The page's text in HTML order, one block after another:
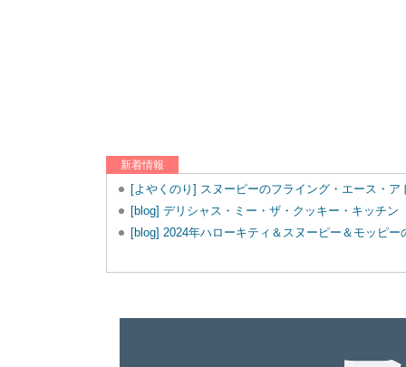
新着情報
[よやくのり] スヌーピーのフライング・エース・
[blog] デリシャス・ミー・ザ・クッキー・キッチン
[blog] 2024年ハローキティ＆スヌーピー＆モッピ